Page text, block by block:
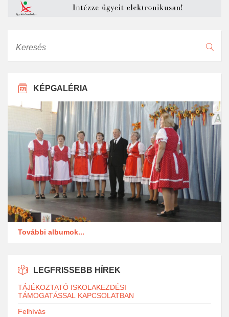
KÉPGALÉRIA
További albumok...
LEGFRISSEBB HÍREK
TÁJÉKOZTATÓ ISKOLAKEZDÉSI
TÁMOGATÁSSAL KAPCSOLATBAN
Felhívás